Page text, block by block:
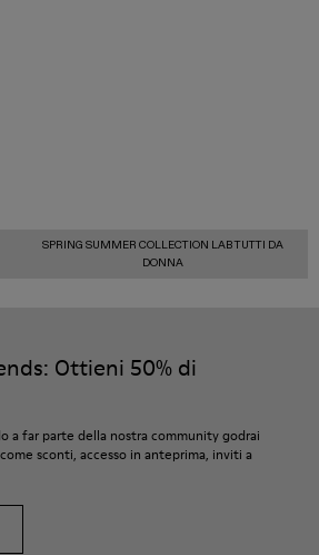
SPRING SUMMER COLLECTION LAB TUTTI DA
DONNA
Ottieni 50% di
a far parte della nostra community godrai
sconti, accesso in anteprima, inviti a